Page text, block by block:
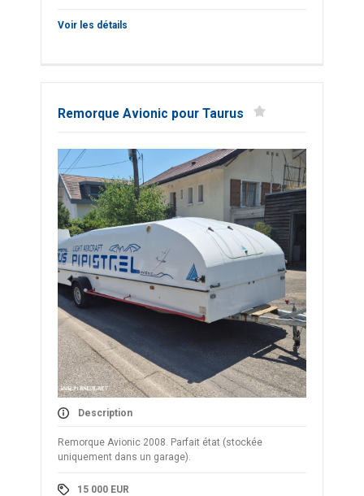
Voir les détails
Remorque Avionic pour Taurus
Description
Remorque Avionic 2008. Parfait état (stockée
uniquement dans un garage).
15 000 EUR